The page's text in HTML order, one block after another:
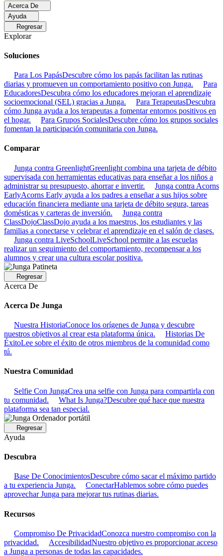
Acerca De
Ayuda
Regresar
Explorar
Soluciones
Para Los PapásDescubre cómo los papás facilitan las rutinas
diarias y promueven un comportamiento positivo con Junga.
Para
EducadoresDescubra cómo los educadores mejoran el aprendizaje
socioemocional (SEL) gracias a Junga.
Para TerapeutasDescubra
cómo Junga ayuda a los terapeutas a fomentar entornos positivos en
el hogar.
Para Grupos SocialesDescubre cómo los grupos sociales
fomentan la participación comunitaria con Junga.
Comparar
Junga contra GreenlightGreenlight combina una tarjeta de débito
supervisada con herramientas educativas para enseñar a los niños a
administrar su presupuesto, ahorrar e invertir.
Junga contra Acorns
EarlyAcorns Early ayuda a los padres a enseñar a sus hijos sobre
educación financiera mediante una tarjeta de débito segura, tareas
domésticas y carteras de inversión.
Junga contra
ClassDojoClassDojo ayuda a los maestros, los estudiantes y las
familias a conectarse y celebrar el aprendizaje en el salón de clases.
Junga contra LiveSchoolLiveSchool permite a las escuelas
realizar un seguimiento del comportamiento, recompensar a los
alumnos y crear una cultura escolar positiva.
Regresar
Acerca De
Acerca De Junga
Nuestra HistoriaConoce los orígenes de Junga y descubre
nuestros objetivos al crear esta plataforma única.
Historias De
ÉxitoLee sobre el éxito de otros miembros de la comunidad como
tú.
Nuestra Comunidad
Selfie Con JungaCrea una selfie con Junga para compartirla con
tu comunidad.
What Is Junga?Descubre qué hace que nuestra
plataforma sea tan especial.
Regresar
Ayuda
Descubra
Base De ConocimientosDescubre cómo sacar el máximo partido
a tu experiencia Junga.
ConectarHablemos sobre cómo puedes
aprovechar Junga para mejorar tus rutinas diarias.
Recursos
Compromiso De PrivacidadConozca nuestro compromiso con la
privacidad.
AccesibilidadNuestro objetivo es proporcionar acceso
a Junga a personas de todas las capacidades.